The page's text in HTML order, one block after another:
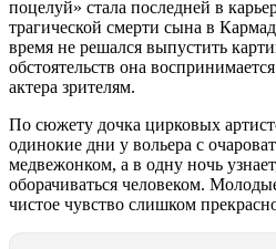
поцелуй» стала последней в
трагической смерти сына в
время не решался выпустить
обстоятельств она
актера зрителям.
По сюжету дочка цирковых
одинокие дни у вольера с
медвежонком, а в одну ночь
оборачиваться человеком.
чистое чувство слишком